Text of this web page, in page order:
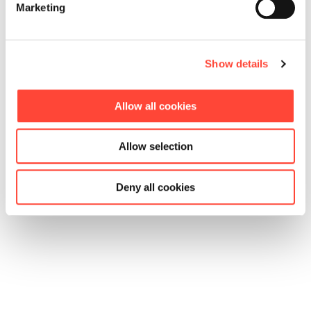
Marketing
Show details
Allow all cookies
Allow selection
Deny all cookies